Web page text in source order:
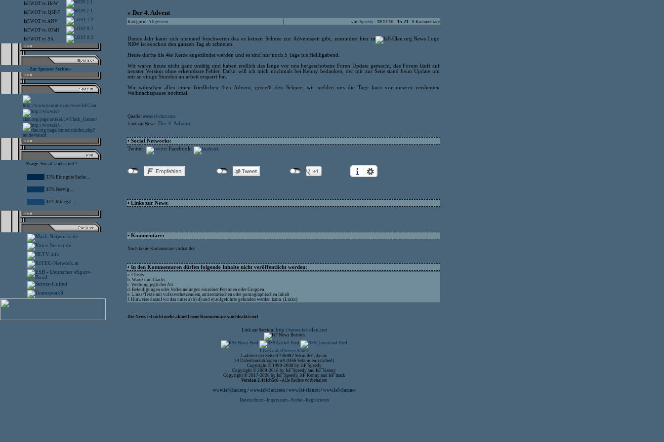
IsF.WOT vs. HoW 2:1
IsF.WOT vs. QSF-7 2:1
IsF.WOT vs.ANV 1:2
IsF.WOT vs. OFaH 0:2
IsF.WOT vs. SA 0:2
- Zur Sponsor Section -
Frage: Social Links sind ?
33% Eine gute Sache ...
33% Nervig ...
33% Mir egal ...
» Der 4. Advent
Kategorie: Allgemein von Speedy - 19.12.10 - 15:21 - 0 Kommentare
Dieses Jahr kann sich niemand beschweren das es keinen Schnee zur Adventszeit gibt, zumindest hier in
NRW ist es schon den ganzen Tag ab schneien.
Heute durfte die 4te Kerze angezündet werden und es sind nur noch 5 Tage bis Heilligabend.
Wir waren heute nicht ganz untätig und haben endlich das lange vor uns hergeschobene Foren Update gemacht, das Forum läuft auf
neuster Version ohne erkennbare Fehler. Dafür will ich mich nochmals bei Kenny bedanken, der mir zur Seite stand beim Update um
mir so einige Stunden an arbeit ersparrt hat.
Wir wünschen allen einen friedlichen 4ten Advent, genießt den Schnee, wir melden uns die Tage kurz vor unserer verdienten
Weihnachtspause nochmal.
Quelle: www.isf-clan.com
Link zur News: Der 4. Advent
• Social Networks:
Twitter:
Facebook:
• Links zur News:
• Kommentare:
Noch keine Kommentare vorhanden
• In den Kommentaren dürfen folgende Inhalte nicht veröffentlicht werden:
a. Cheats
b. Warez und Cracks
c. Werbung jeglicher Art
d. Beleidigungen oder Verleumdungen einzelner Personen oder Gruppen
e. Links/Texte mit volksverhetzendem, antisemitischen oder pornographischen Inhalt
f. Hinweise darauf wo das unter a) b) d) und e) aufgeführte gefunden werden kann. (Links)
Die News ist nicht mehr aktuell neue Kommentare sind deaktiviert
Link zur Section: http://news.isf-clan.net
Live Global Server Status
Ladezeit der Seite 0.236982 Sekunden, davon
24 Datenbankabfragen in 0.0366 Sekunden. (cached)
Copyright © 1999-2008 by IsF`Speedy
Copyright © 2009-2016 by IsF`Speedy and IsF`Kenny
Copyright © 2017-2026 by IsF`Speedy, IsF`Kenny and IsF`mark
Version 2.44fcb5c6 - Alle Rechte vorbehalten
www.isf-clan.org / www.isf-clan.com / www.isf-clan.eu/ www.isf-clan.net
Datenschutz - Impressum- Suche- Registrieren